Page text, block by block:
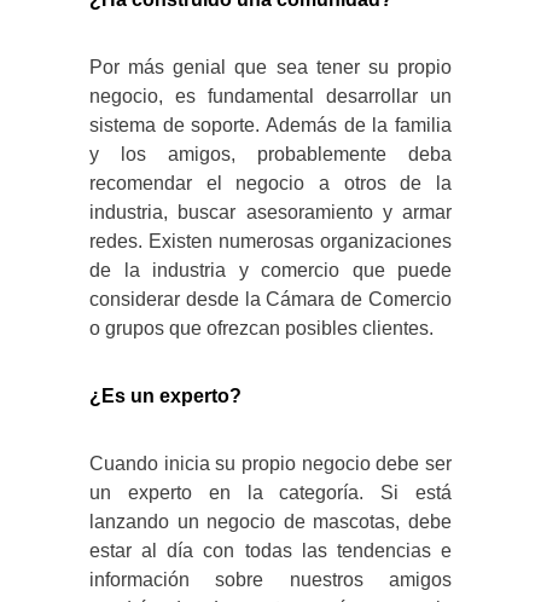
Por más genial que sea tener su propio
negocio, es fundamental desarrollar un
sistema de soporte. Además de la familia
y los amigos, probablemente deba
recomendar el negocio a otros de la
industria, buscar asesoramiento y armar
redes. Existen numerosas organizaciones
de la industria y comercio que puede
considerar desde la Cámara de Comercio
o grupos que ofrezcan posibles clientes.
¿Es un experto?
Cuando inicia su propio negocio debe ser
un experto en la categoría. Si está
lanzando un negocio de mascotas, debe
estar al día con todas las tendencias e
información sobre nuestros amigos